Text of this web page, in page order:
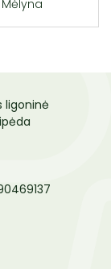
Mėlyna
ligoninė